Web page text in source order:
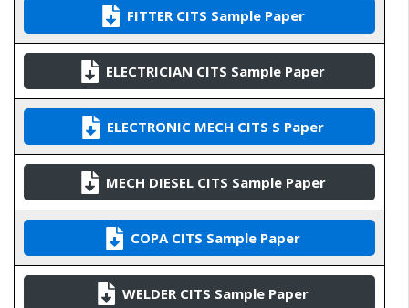
FITTER CITS Sample Paper
ELECTRICIAN CITS Sample Paper
ELECTRONIC MECH CITS S Paper
MECH DIESEL CITS Sample Paper
COPA CITS Sample Paper
WELDER CITS Sample Paper